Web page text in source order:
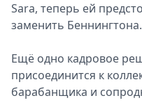
Sara, теперь ей
заменить Беннингтона.
Ещё одно кадровое
присоединится к
барабанщика и